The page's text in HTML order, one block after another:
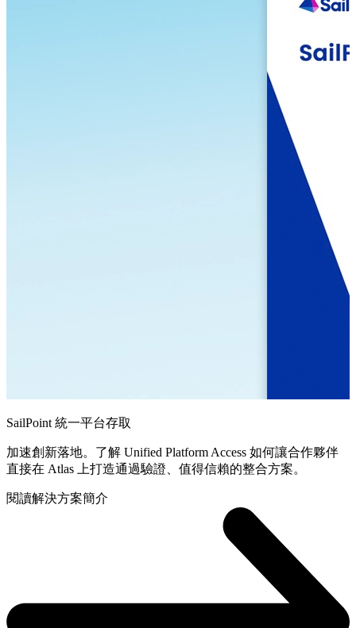
SailPoint 統一平台存取
加速創新落地。了解 Unified Platform Access 如何讓合作夥伴
直接在 Atlas 上打造通過驗證、值得信賴的整合方案。
閱讀解決方案簡介